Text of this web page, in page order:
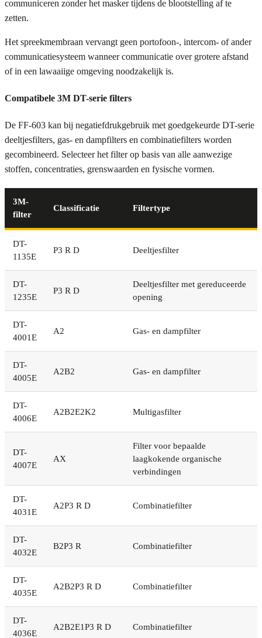
communiceren zonder het masker tijdens de blootstelling af te
zetten.
Het spreekmembraan vervangt geen portofoon-, intercom- of ander
communicatiesysteem wanneer communicatie over grotere afstand
of in een lawaaiige omgeving noodzakelijk is.
Compatibele 3M DT-serie filters
De FF-603 kan bij negatiefdrukgebruik met goedgekeurde DT-serie
deeltjesfilters, gas- en dampfilters en combinatiefilters worden
gecombineerd. Selecteer het filter op basis van alle aanwezige
stoffen, concentraties, grenswaarden en fysische vormen.
3M-
filter
Classificatie Filtertype
DT-
1135E
P3 R D Deeltjesfilter
DT-
1235E
P3 R D
Deeltjesfilter met gereduceerde
opening
DT-
4001E
A2 Gas- en dampfilter
DT-
4005E
A2B2 Gas- en dampfilter
DT-
4006E
A2B2E2K2 Multigasfilter
DT-
4007E
AX
Filter voor bepaalde
laagkokende organische
verbindingen
DT-
4031E
A2P3 R D Combinatiefilter
DT-
4032E
B2P3 R Combinatiefilter
DT-
4035E
A2B2P3 R D Combinatiefilter
DT-
4036E
A2B2E1P3 R D Combinatiefilter